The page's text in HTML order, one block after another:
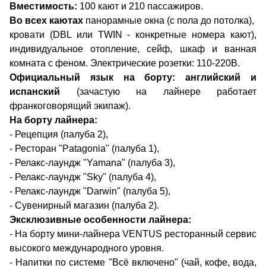
Вместимость: 100 кают и 210 пассажиров.
Во всех каютах панорамные окна (с пола до потолка),
кровати (DBL или TWIN - конкретные номера кают),
индивидуальное отопление, сейф, шкаф и ванная
комната с феном. Электрические розетки: 110-220В.
Официальный язык на борту: английский и
испанский (зачастую на лайнере работает
франкоговорящий экипаж).
На борту лайнера:
- Рецепция (палуба 2),
- Ресторан "Patagonia" (палуба 1),
- Релакс-лаундж "Yamana" (палуба 3),
- Релакс-лаундж "Sky" (палуба 4),
- Релакс-лаундж "Darwin" (палуба 5),
- Сувенирный магазин (палуба 2).
Эксклюзивные особенности лайнера:
- На борту мини-лайнера VENTUS ресторанный сервис
высокого международного уровня.
- Напитки по системе "Всё включено" (чай, кофе, вода,